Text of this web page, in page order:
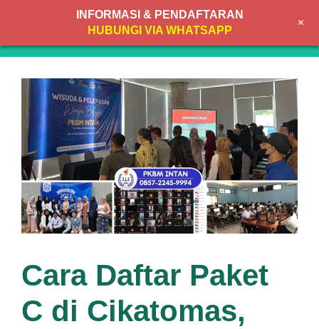
content
Cara Daftar Paket
C di Cikatomas,
INFORMASI & PENDAFTARAN
HUBUNGI VIA WHATSAPP
+